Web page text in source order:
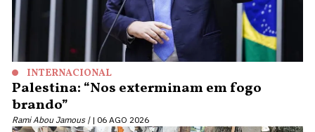
INTERNACIONAL
Palestina: “Nos exterminam em fogo
brando”
Rami Abou Jamous | 06 AGO 2026